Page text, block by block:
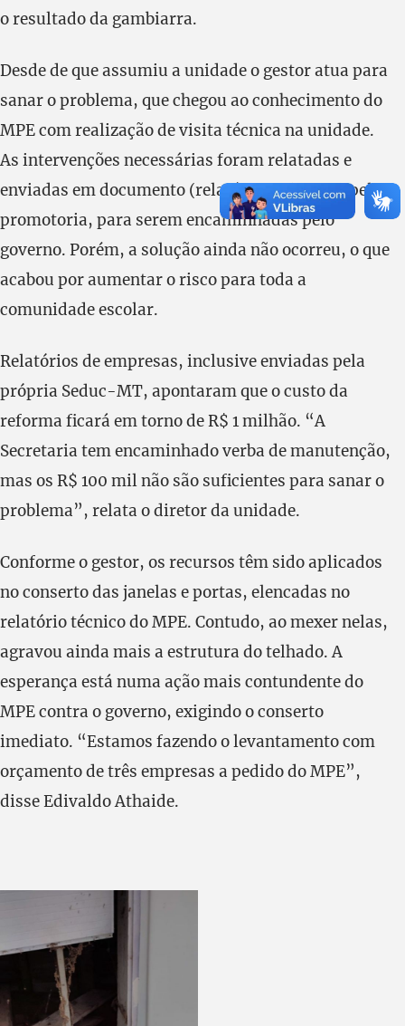
o resultado da gambiarra.
Desde de que assumiu a unidade o gestor atua para
sanar o problema, que chegou ao conhecimento do
MPE com realização de visita técnica na unidade.
As intervenções necessárias foram relatadas e
enviadas em documento (relatório 546/2020) pela
promotoria, para serem encaminhadas pelo
governo. Porém, a solução ainda não ocorreu, o que
acabou por aumentar o risco para toda a
comunidade escolar.
Relatórios de empresas, inclusive enviadas pela
própria Seduc-MT, apontaram que o custo da
reforma ficará em torno de R$ 1 milhão. “A
Secretaria tem encaminhado verba de manutenção,
mas os R$ 100 mil não são suficientes para sanar o
problema”, relata o diretor da unidade.
Conforme o gestor, os recursos têm sido aplicados
no conserto das janelas e portas, elencadas no
relatório técnico do MPE. Contudo, ao mexer nelas,
agravou ainda mais a estrutura do telhado. A
esperança está numa ação mais contundente do
MPE contra o governo, exigindo o conserto
imediato. “Estamos fazendo o levantamento com
orçamento de três empresas a pedido do MPE”,
disse Edivaldo Athaide.